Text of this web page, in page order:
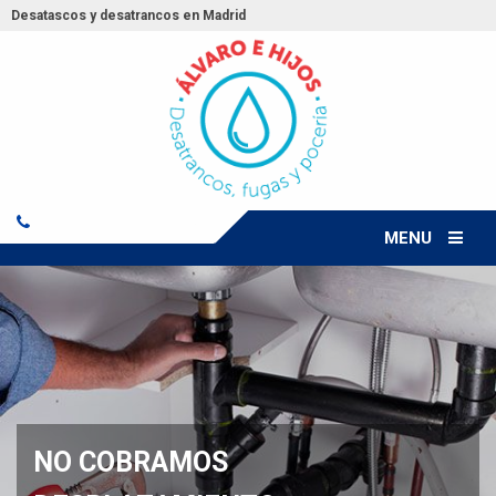
Desatascos y desatrancos en Madrid
MENU
NO